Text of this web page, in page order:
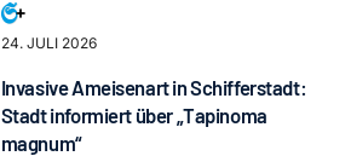
24. JULI 2026
Invasive Ameisenart in Schifferstadt:
Stadt informiert über „Tapinoma
magnum“